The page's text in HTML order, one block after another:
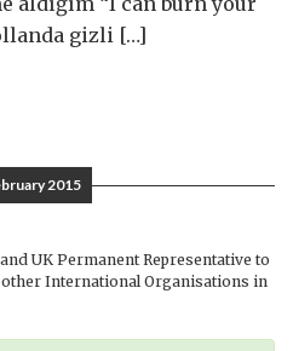
gizli […]
2015
UK Permanent Representative to
International Organisations in